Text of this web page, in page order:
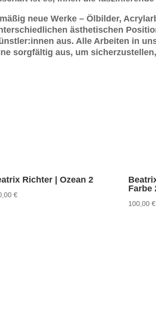
neue Werke – Ölbilder,
ästhetischen
aus. Alle Arbeiten in
sorgfältig aus, um
Richter | Ozean 2
€
Farbe
100,00 €